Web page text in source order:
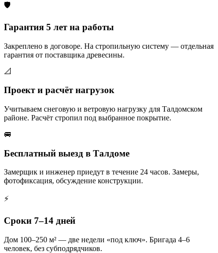
🛡️
Гарантия 5 лет на работы
Закреплено в договоре. На стропильную систему — отдельная
гарантия от поставщика древесины.
📐
Проект и расчёт нагрузок
Учитываем снеговую и ветровую нагрузку для Талдомском
районе. Расчёт стропил под выбранное покрытие.
🚐
Бесплатный выезд в Талдоме
Замерщик и инженер приедут в течение 24 часов. Замеры,
фотофиксация, обсуждение конструкции.
⚡
Сроки 7–14 дней
Дом 100–250 м² — две недели «под ключ». Бригада 4–6
человек, без субподрядчиков.